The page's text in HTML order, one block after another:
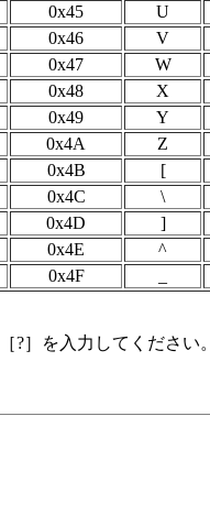
0x45 U
0x46 V
0x47 W
0x48 X
0x49 Y
0x4A Z
0x4B [
0x4C \
0x4D ]
0x4E ^
0x4F
?］を入力してください。